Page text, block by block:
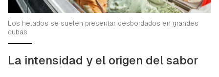
Los helados se suelen presentar desbordados en grandes
cubas
La intensidad y el origen del sabor